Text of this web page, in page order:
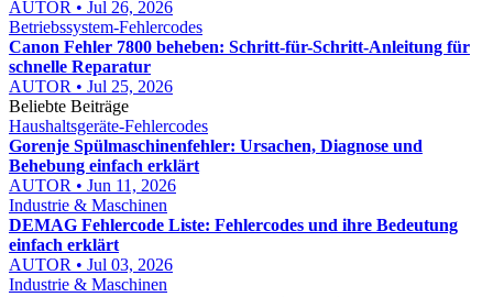
AUTOR • Jul 26, 2026
Betriebssystem-Fehlercodes
Canon Fehler 7800 beheben: Schritt-für-Schritt-Anleitung für
schnelle Reparatur
AUTOR • Jul 25, 2026
Beliebte Beiträge
Haushaltsgeräte-Fehlercodes
Gorenje Spülmaschinenfehler: Ursachen, Diagnose und
Behebung einfach erklärt
AUTOR • Jun 11, 2026
Industrie & Maschinen
DEMAG Fehlercode Liste: Fehlercodes und ihre Bedeutung
einfach erklärt
AUTOR • Jul 03, 2026
Industrie & Maschinen